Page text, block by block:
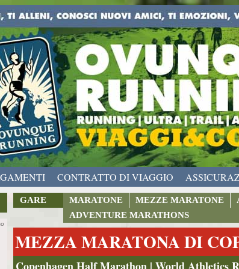
CONTRATTO DI VIAGGIO
GARE MARATONE MEZZE MARATONE
ADVENTURE MARATHONS
MEZZA MARATONA DI